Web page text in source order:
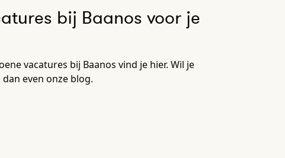
bij Baanos voor je
vacatures bij Baanos vind je hier. Wil je
even onze blog.